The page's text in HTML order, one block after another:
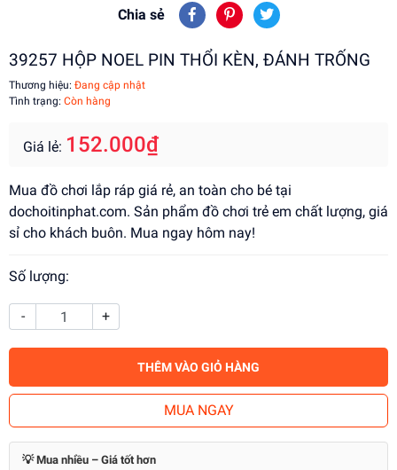
Chia sẻ
39257 HỘP NOEL PIN THỔI KÈN, ĐÁNH TRỐNG
Thương hiệu: Đang cập nhật
Tình trạng: Còn hàng
Giá lẻ: 152.000₫
Mua đồ chơi lắp ráp giá rẻ, an toàn cho bé tại
dochoitinphat.com. Sản phẩm đồ chơi trẻ em chất lượng, giá
sỉ cho khách buôn. Mua ngay hôm nay!
Số lượng:
- +
THÊM VÀO GIỎ HÀNG
MUA NGAY
💡 Mua nhiều – Giá tốt hơn